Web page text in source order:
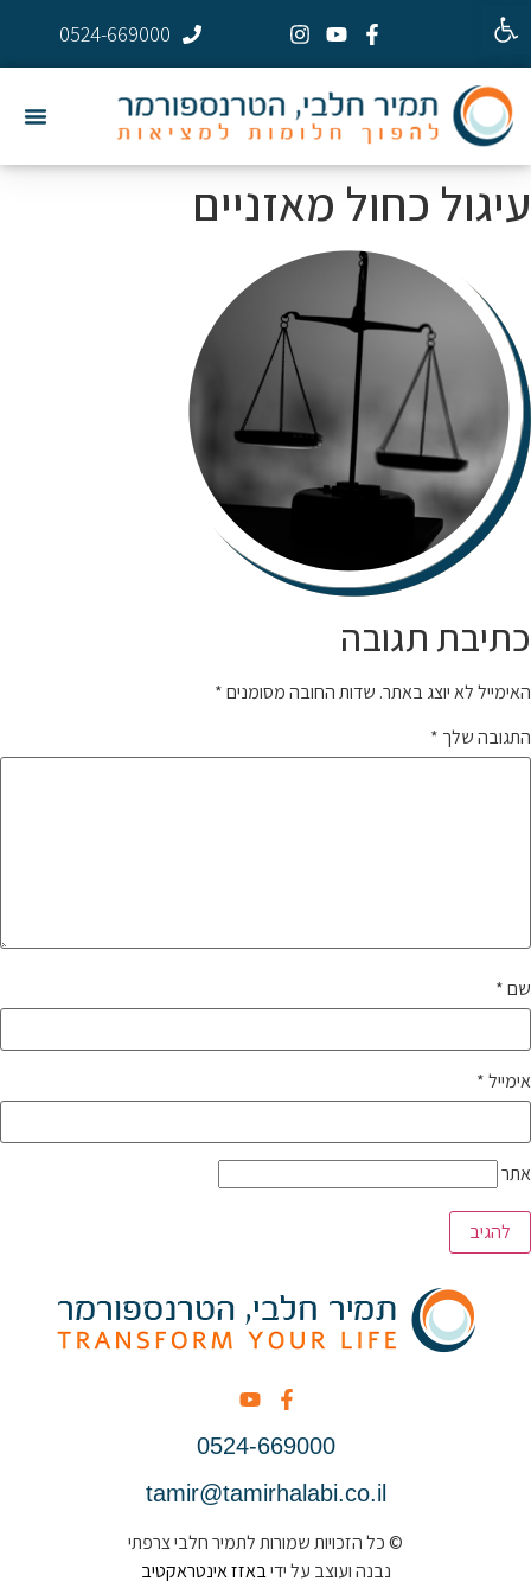
פתח סרגל נגישות
0524-669000
עיגול כחול מאזניים
כתיבת תגובה
האימייל לא יוצג באתר. שדות החובה מסומנים*
התגובה שלך *
שם*
אימייל*
אתר
0524-669000
tamir@tamirhalabi.co.il
© כל הזכויות שמורות לתמיר חלבי צרפתי
נבנה ועוצב על ידיבאזז אינטראקטיב